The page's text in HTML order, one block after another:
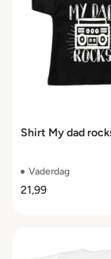
Shirt My dad
Vaderdag
21,99